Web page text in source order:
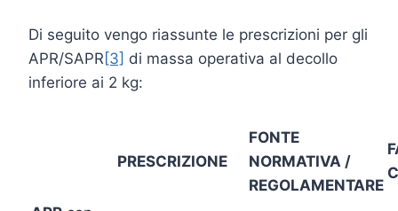
Di seguito vengo riassunte le prescrizioni per gli
APR/SAPR[3] di massa operativa al decollo
inferiore ai 2 kg:
PRESCRIZIONE
FONTE
NORMATIVA /
REGOLAMENTARE